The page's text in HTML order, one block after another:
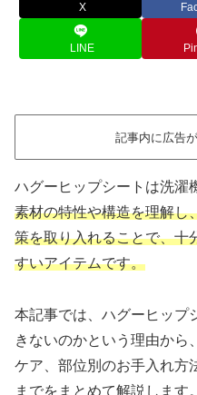
X
LINE
記事内に広告
ハグーヒップシートは洗濯
素材の特性や構造を理解し
策を取り入れることで、十
すいアイテムです。
本記事では、ハグーヒップ
きないのかという理由から
ケア、部位別のお手入れ方
までをまとめて解説します。